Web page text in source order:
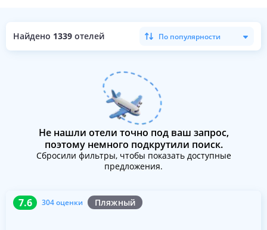
Найдено 1339 отелей По популярности
Не нашли отели точно под ваш запрос,
поэтому немного подкрутили поиск.
Сбросили фильтры, чтобы показать доступные
предложения.
7.6 304 оценки Пляжный
7.6 304 оценки